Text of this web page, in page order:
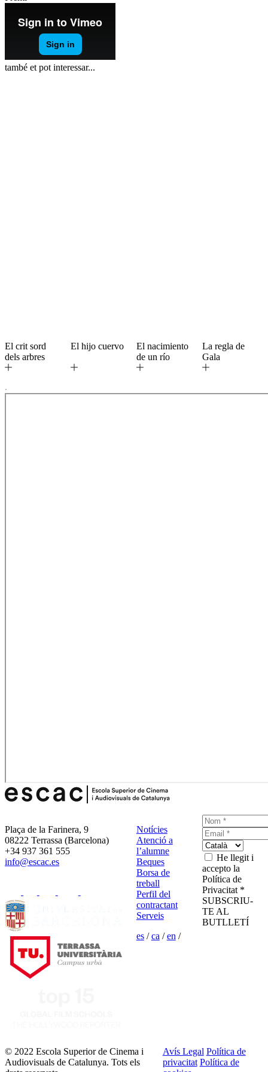
també et pot interessar...
El crit sord
dels arbres
El hijo cuervo
El nacimiento
de un río
La regla de
Gala
Plaça de la Farinera, 9
08222 Terrassa (Barcelona)
+34 937 361 555
info@escac.es
Notícies
Atenció a
l’alumne
Beques
Borsa de
treball
Perfil del
contractant
Serveis
es/ca /en /
He llegit i
accepto la
Política de
Privacitat *
SUBSCRIU-
TE AL
BUTLLETÍ
© 2022 Escola Superior de Cinema i
Audiovisuals de Catalunya. Tots els
Avís Legal Política de
privacitat Política de